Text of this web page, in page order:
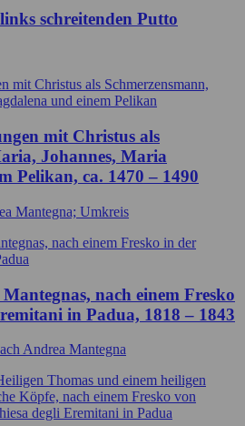
schreitenden Putto
mit Christus als
Johannes, Maria
Pelikan, ca. 1470 – 1490
Mantegna; Umkreis
nach einem Fresko
in Padua, 1818 – 1843
Andrea Mantegna